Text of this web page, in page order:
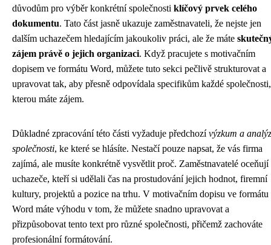
důvodům pro výběr konkrétní společnosti klíčový prvek celého
dokumentu. Tato část jasně ukazuje zaměstnavateli, že nejste jen
dalším uchazečem hledajícím jakoukoliv práci, ale že máte
zájem právě o jejich organizaci. Když pracujete s motivačním
dopisem ve formátu Word, můžete tuto sekci pečlivě strukturovat a
upravovat tak, aby přesně odpovídala specifikům každé
kterou máte zájem.
Důkladné zpracování této části vyžaduje předchozívýzkum a
společnosti, ke které se hlásíte. Nestačí pouze napsat, že vás firma
zajímá, ale musíte konkrétně vysvětlit proč. Zaměstnavatelé oceňují
uchazeče, kteří si udělali čas na prostudování jejich hodnot, firemní
kultury, projektů a pozice na trhu. V motivačním dopisu ve formátu
Word máte výhodu v tom, že můžete snadno upravovat a
přizpůsobovat tento text pro různé společnosti, přičemž zachováte
profesionální formátování.